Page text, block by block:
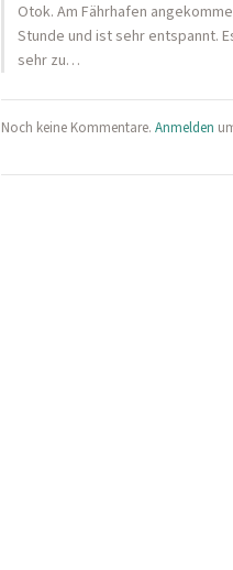
Otok. Am Fährhafen
Stunde und ist sehr entspannt.
sehr zu…
Noch keine Kommentare. Anmelden